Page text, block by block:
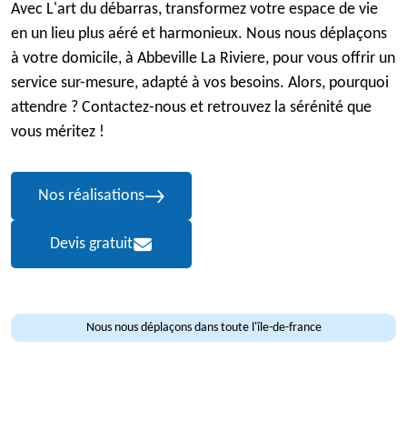
Avec L'art du débarras, transformez votre espace de vie
en un lieu plus aéré et harmonieux. Nous nous déplaçons
à votre domicile, à Abbeville La Riviere, pour vous offrir un
service sur-mesure, adapté à vos besoins. Alors, pourquoi
attendre ? Contactez-nous et retrouvez la sérénité que
vous méritez !
Nos réalisations
Devis gratuit
Nous nous déplaçons dans toute l'île-de-france